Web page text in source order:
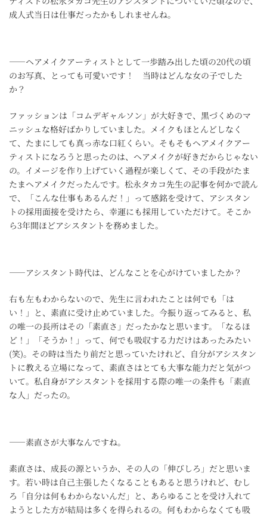
成人式当日は仕事だったかもしれませんね。
――ヘアメイクアーティストとして一歩踏み出した頃の20代の頃
のお写真、とっても可愛いです！ 当時はどんな女の子でした
か？
ファッションは「コムデギャルソン」が大好きで、黒づくめのマ
ニッシュな格好ばかりしていました。メイクもほとんどしなく
て、たまにしても真っ赤な口紅くらい。そもそもヘアメイクアー
ティストになろうと思ったのは、ヘアメイクが好きだからじゃない
の。イメージを作り上げていく過程が楽しくて、その手段がたま
たまヘアメイクだったんです。松永タカコ先生の記事を何かで読ん
で、「こんな仕事もあるんだ！」って感銘を受けて、アシスタン
トの採用面接を受けたら、幸運にも採用していただけて。そこか
ら3年間ほどアシスタントを務めました。
――アシスタント時代は、どんなことを心がけていましたか？
右も左もわからないので、先生に言われたことは何でも「は
い！」と、素直に受け止めていました。今振り返ってみると、私
の唯一の長所はその「素直さ」だったかなと思います。「なるほ
ど！」「そうか！」って、何でも吸収する力だけはあったみたい
(笑)。その時は当たり前だと思っていたけれど、自分がアシスタン
トに教える立場になって、素直さはとても大事な能力だと気がつ
いて。私自身がアシスタントを採用する際の唯一の条件も「素直
な人」だったの。
――素直さが大事なんですね。
素直さは、成長の源というか、その人の「伸びしろ」だと思いま
す。若い時は自己主張したくなることもあると思うけれど、むし
ろ「自分は何もわからないんだ」と、あらゆることを受け入れて
ようとした方が結局は多くを得られるの。何もわからなくても吸